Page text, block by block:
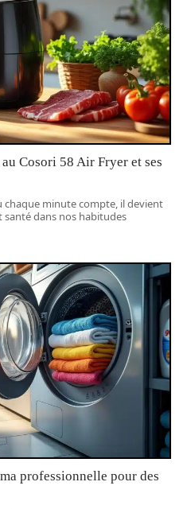
Cosori 58 Air Fryer et ses
minute compte, il devient
dans nos habitudes
professionnelle pour des